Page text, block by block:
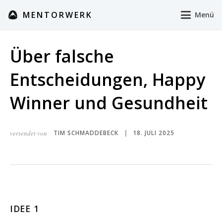
MENTORWERK Menü
Über falsche
Entscheidungen, Happy
Winner und Gesundheit
versendet von TIM SCHMADDEBECK 18. JULI 2025
IDEE 1